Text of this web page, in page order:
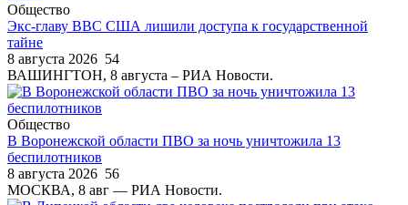
Общество
Экс-главу ВВС США лишили доступа к государственной
тайне
8 августа 2026 54
ВАШИНГТОН, 8 августа – РИА Новости.
Общество
В Воронежской области ПВО за ночь уничтожила 13
беспилотников
8 августа 2026 56
МОСКВА, 8 авг — РИА Новости.